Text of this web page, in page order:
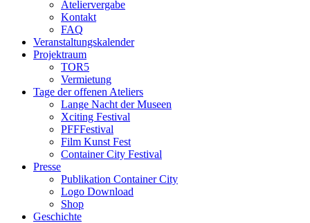
Ateliervergabe
Kontakt
FAQ
Veranstaltungskalender
Projektraum
TOR5
Vermietung
Tage der offenen Ateliers
Lange Nacht der Museen
Xciting Festival
PFFFestival
Film Kunst Fest
Container City Festival
Presse
Publikation Container City
Logo Download
Shop
Geschichte